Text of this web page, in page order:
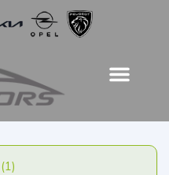
Filter (1)